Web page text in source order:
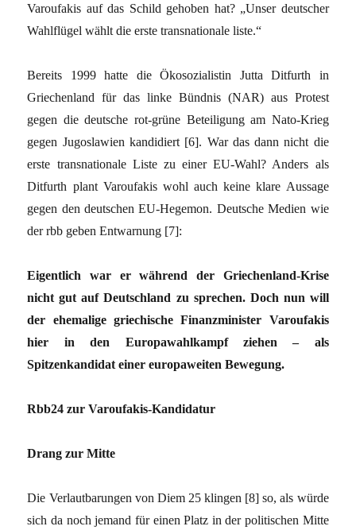
Varoufakis auf das Schild gehoben hat? „Unser deutscher
Wahlflügel wählt die erste transnationale liste.“
Bereits 1999 hatte die Ökosozialistin Jutta Ditfurth in
Griechenland für das linke Bündnis (NAR) aus Protest
gegen die deutsche rot-grüne Beteiligung am Nato-Krieg
gegen Jugoslawien kandidiert [6]. War das dann nicht die
erste transnationale Liste zu einer EU-Wahl? Anders als
Ditfurth plant Varoufakis wohl auch keine klare Aussage
gegen den deutschen EU-Hegemon. Deutsche Medien wie
der rbb geben Entwarnung [7]:
Eigentlich war er während der Griechenland-Krise
nicht gut auf Deutschland zu sprechen. Doch nun will
der ehemalige griechische Finanzminister Varoufakis
hier in den Europawahlkampf ziehen – als
Spitzenkandidat einer europaweiten Bewegung.
Rbb24 zur Varoufakis-Kandidatur
Drang zur Mitte
Die Verlautbarungen von Diem 25 klingen [8] so, als würde
sich da noch jemand für einen Platz in der politischen Mitte